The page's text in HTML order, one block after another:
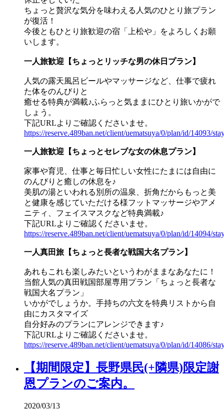
ちょっと贅沢な気分を味わえる人気のひとり旅プラン
が復活！
今後ともひとり旅歓迎の宿「上松や」をよろしくお願
いします。
一人旅歓迎【ちょっとリッチな男の休日プラン】
人気の露天風呂ビールやマッサージなど、仕事で疲れ
た体をのんびりと
癒せる特典が満載♪ふらっと気ままにひとり旅いかがで
しょう。
下記URLよりご確認くださいませ。
https://reserve.489ban.net/client/uematsuya/0/plan/id/14093/
一人旅歓迎【ちょっとセレブな女の休息プラン】
家事や育児、仕事と毎日忙しい女性にたまには自由に
のんびりと癒しの休息を♪
美肌の湯といわれる別所の温泉、折角だからもっと美
と健康を感じていただける様フットマッサージやアメ
ニティ、フェイスマスクなど特典満載♪
下記URLよりご確認くださいませ。
https://reserve.489ban.net/client/uematsuya/0/plan/id/14094/
一人真田旅【ちょっと長者な戦国大名プラン】
あれもこれも楽しみたいというわがままなあなたに！
当館人気の真田戦国部屋専用プラン「ちょっと長者な
戦国大名プラン」
いかがでしょうか。手持ちの六文を特典リストから自
由にカスタマイズ
自分好みのプランにアレンジできます♪
下記URLよりご確認くださいませ。
https://reserve.489ban.net/client/uematsuya/0/plan/id/14086/
【期間限定】長野県民(+隣県)限定謝
恩プランのご案内。
2020/03/13